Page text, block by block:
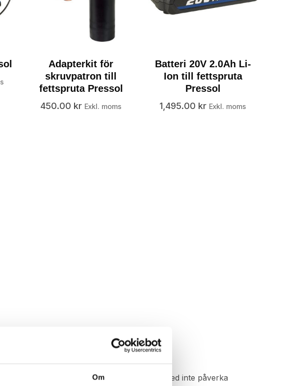
Om
Adapterkit för
skruvpatron till
fettspruta Pressol
450.00 kr Exkl. moms
Batteri 20V 2.0Ah Li-
Ion till fettspruta
Pressol
1,495.00 kr Exkl. moms
för att slippa onödigt slitage och därmed inte påverka